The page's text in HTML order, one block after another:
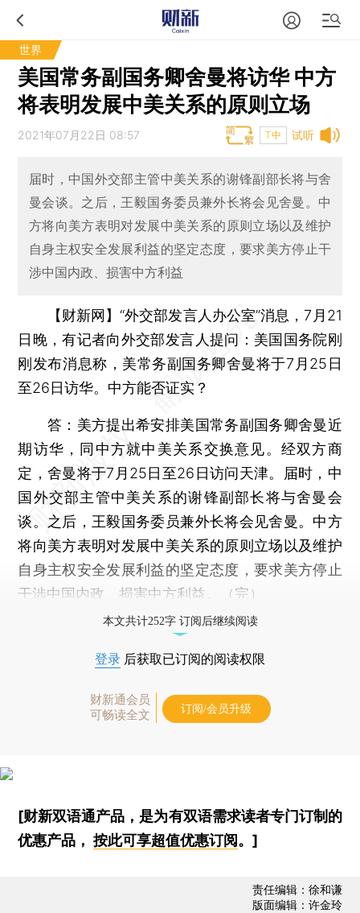
世界
美国常务副国务卿舍曼将访华 中方
将表明发展中美关系的原则立场
试听
2021年07月22日 08:57 T中
届时，中国外交部主管中美关系的谢锋副部长将与舍
曼会谈。之后，王毅国务委员兼外长将会见舍曼。中
方将向美方表明对发展中美关系的原则立场以及维护
自身主权安全发展利益的坚定态度，要求美方停止干
涉中国内政、损害中方利益
【财新网】“外交部发言人办公室”消息，7月21
日晚，有记者向外交部发言人提问：美国国务院刚
刚发布消息称，美常务副国务卿舍曼将于7月25日
至26日访华。中方能否证实？
答：美方提出希安排美国常务副国务卿舍曼近
期访华，同中方就中美关系交换意见。经双方商
定，舍曼将于7月25日至26日访问天津。届时，中
国外交部主管中美关系的谢锋副部长将与舍曼会
谈。之后，王毅国务委员兼外长将会见舍曼。中方
将向美方表明对发展中美关系的原则立场以及维护
自身主权安全发展利益的坚定态度，要求美方停止
干涉中国内政、损害中方利益。（完）
本文共计252字 订阅后继续阅读
登录 后获取已订阅的阅读权限
财新通会员
可畅读全文
订阅/会员升级
[财新双语通产品，是为有双语需求读者专门订制的
优惠产品，按此可享超值优惠订阅 。]
责任编辑：徐和谦
版面编辑：许金玲